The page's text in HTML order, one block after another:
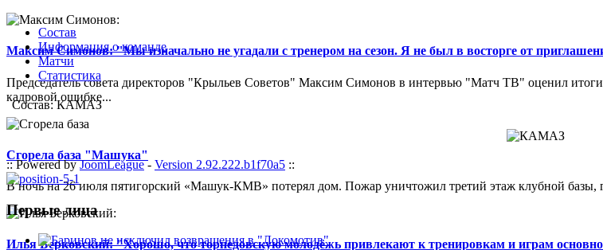
Максим Симонов: "Мы изначально не угадали с тренером на сезон. Я не был в восторге от
Председатель совета директоров "Крыльев Советов" Максим Симонов в интервью "Матч ТВ" оценил итоги
кадровой ошибке...
Сгорела база "Машука"
В ночь на 26 июля пятигорский «Машук-КМВ» потерял дом. Пожар уничтожил третий этаж клубной базы,
Илья Берковский: "Хорошо, что торпедовскую молодёжь привлекают к тренировкам и играм
Состав
Информация о команде
Матчи
Статистика
Состав: КАМАЗ
:: Powered byJoomLeague- Version 2.92.222.b1f70a5 ::
Первые лица